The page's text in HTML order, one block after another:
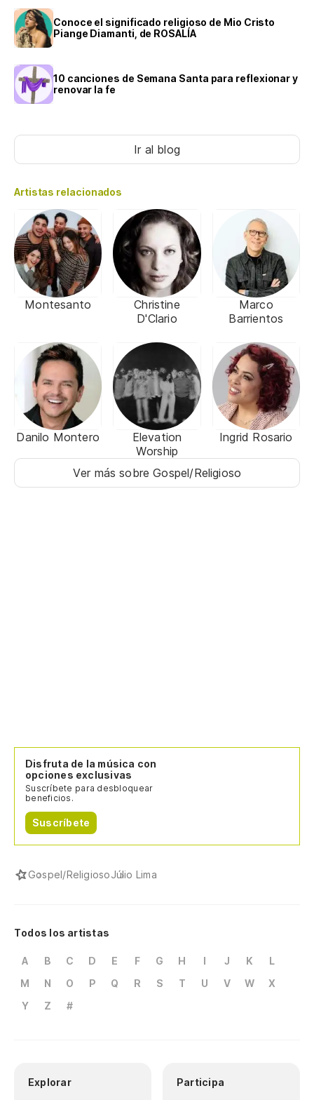
Conoce el significado religioso de Mio Cristo
Piange Diamanti, de ROSALÍA
10 canciones de Semana Santa para reflexionar y
renovar la fe
Ir al blog
Artistas relacionados
Montesanto
Christine
D'Clario
Marco
Barrientos
Danilo Montero
Elevation
Worship
Ingrid Rosario
Ver más sobre Gospel/Religioso
Disfruta de la música con
opciones exclusivas
Suscríbete para desbloquear
beneficios.
Suscríbete
Gospel/ReligiosoJúlio Lima
Todos los artistas
A B C D E F G H I J K
L
M
N O P Q R S T U V W
X
Y
Z #
Explorar Participa